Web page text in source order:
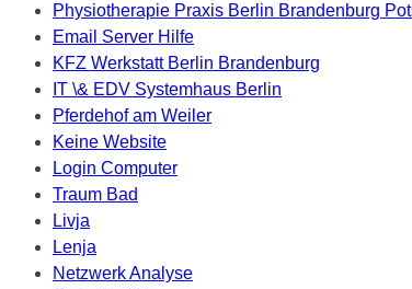
Physiotherapie Praxis Berlin Brandenburg
Email Server Hilfe
KFZ Werkstatt Berlin Brandenburg
IT \& EDV Systemhaus Berlin
Pferdehof am Weiler
Keine Website
Login Computer
Traum Bad
Livja
Lenja
Netzwerk Analyse